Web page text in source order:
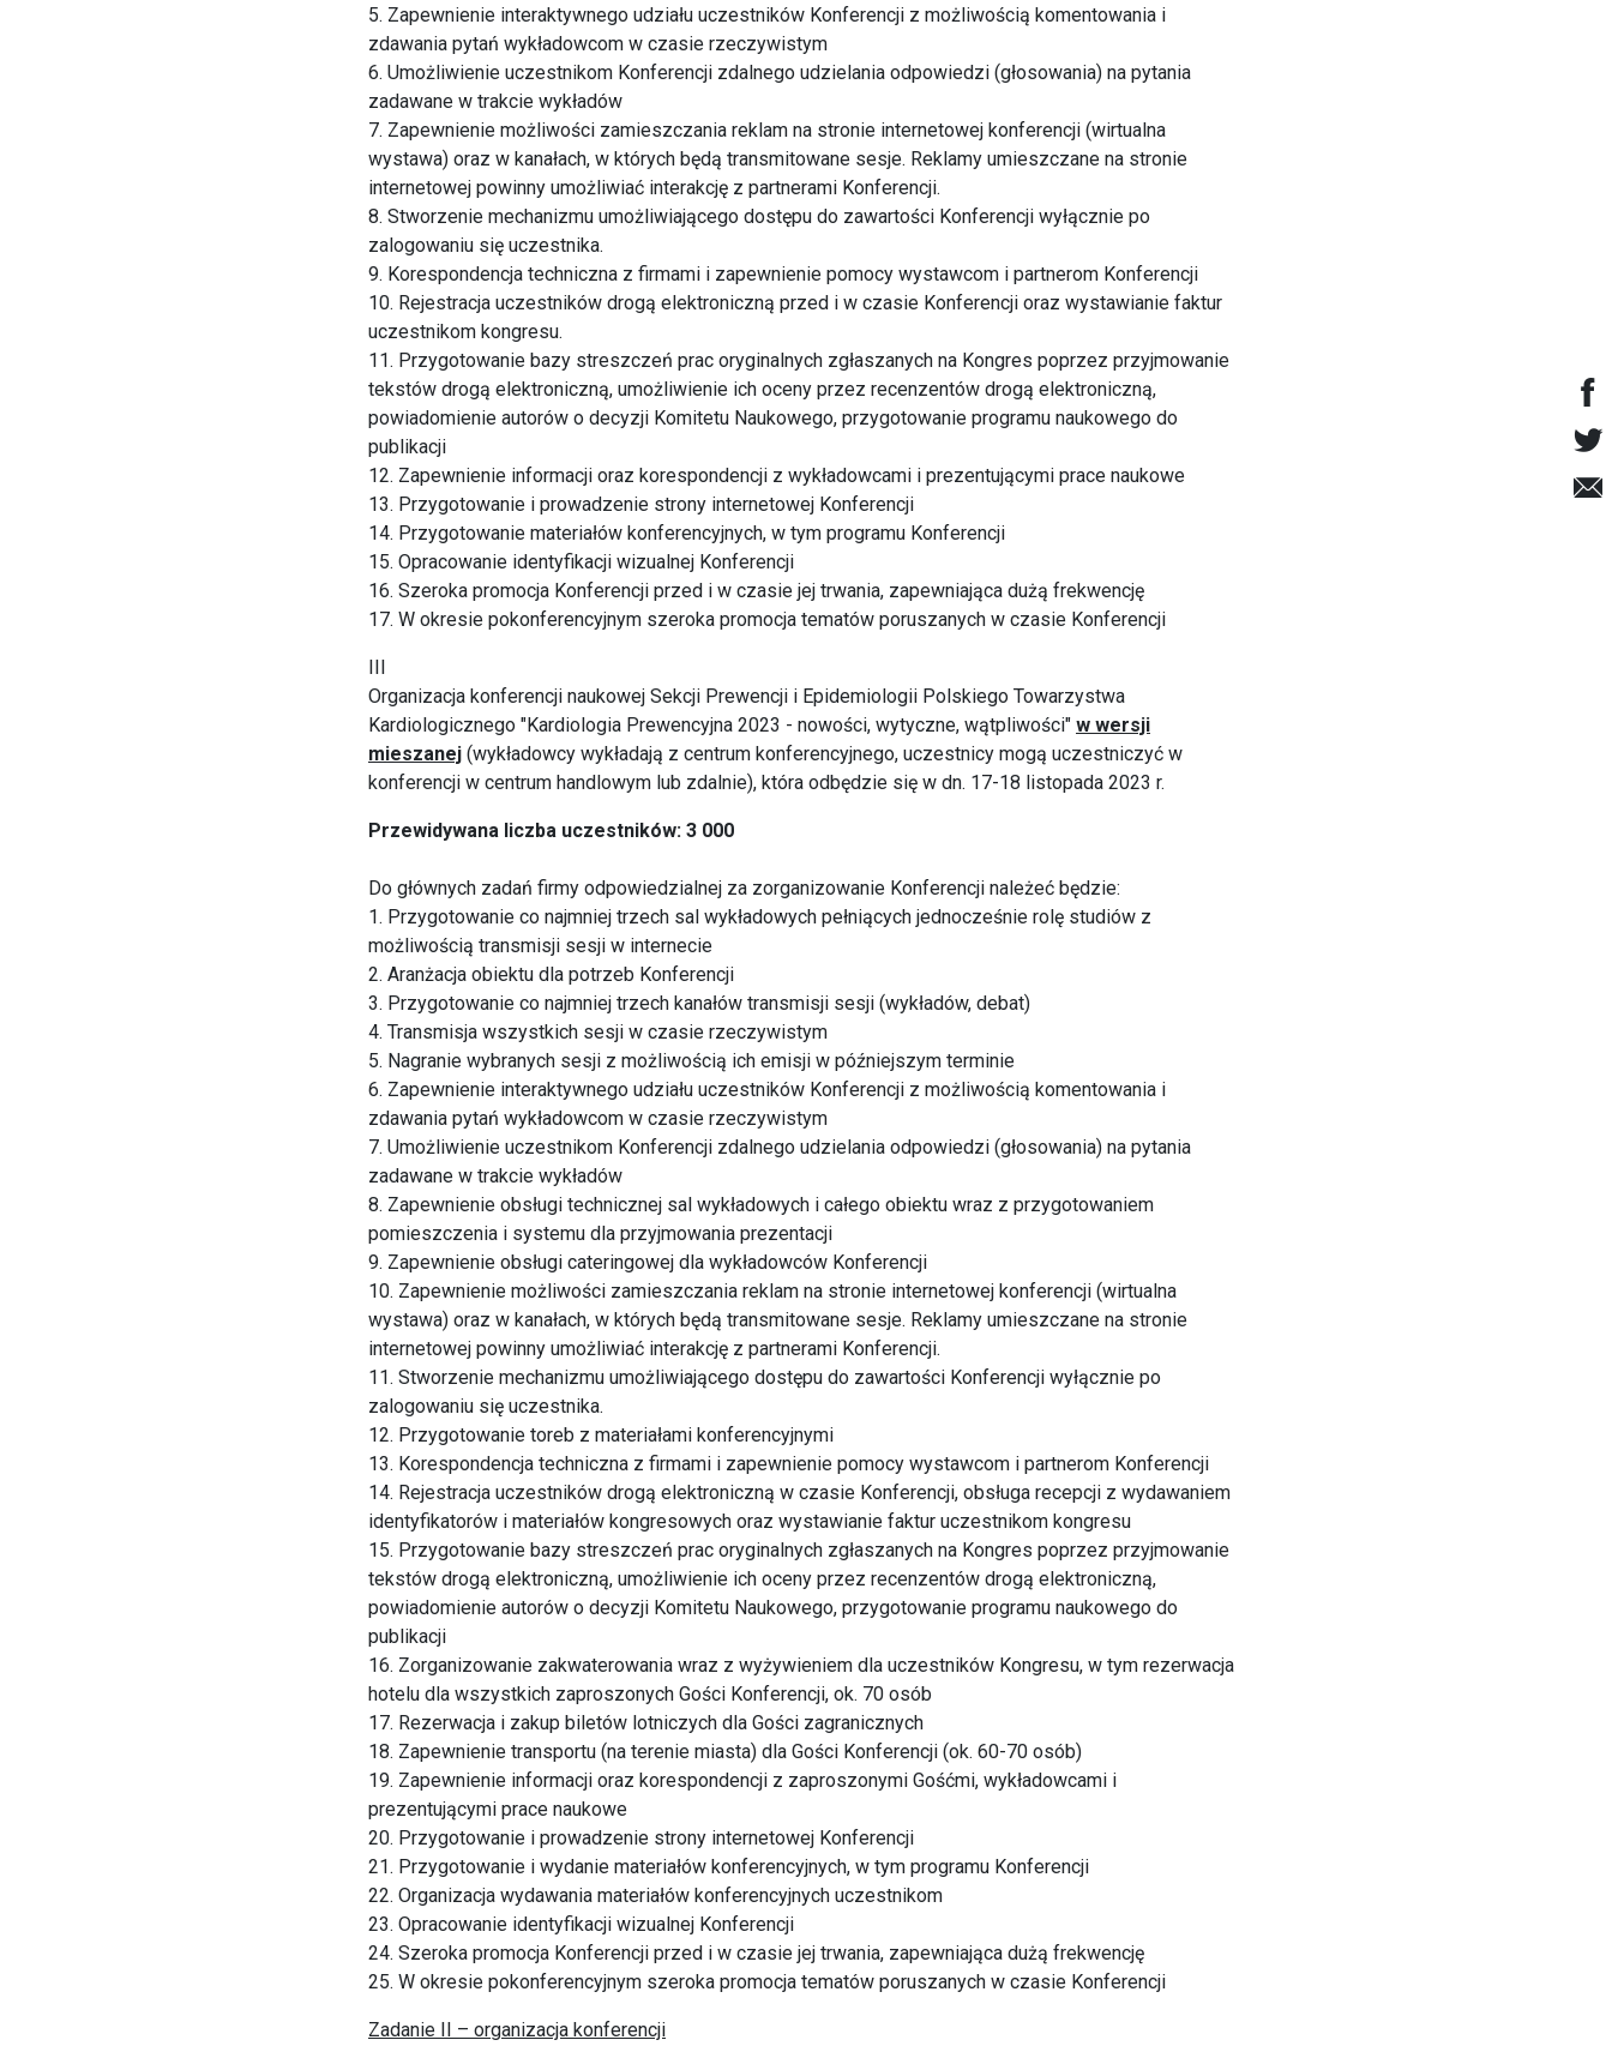
5. Zapewnienie interaktywnego udziału uczestników Konferencji z możliwością komentowania i
zdawania pytań wykładowcom w czasie rzeczywistym
6. Umożliwienie uczestnikom Konferencji zdalnego udzielania odpowiedzi (głosowania) na pytania
zadawane w trakcie wykładów
7. Zapewnienie możliwości zamieszczania reklam na stronie internetowej konferencji (wirtualna
wystawa) oraz w kanałach, w których będą transmitowane sesje. Reklamy umieszczane na stronie
internetowej powinny umożliwiać interakcję z partnerami Konferencji.
8. Stworzenie mechanizmu umożliwiającego dostępu do zawartości Konferencji wyłącznie po
zalogowaniu się uczestnika.
9. Korespondencja techniczna z firmami i zapewnienie pomocy wystawcom i partnerom Konferencji
10. Rejestracja uczestników drogą elektroniczną przed i w czasie Konferencji oraz wystawianie faktur
uczestnikom kongresu.
11. Przygotowanie bazy streszczeń prac oryginalnych zgłaszanych na Kongres poprzez przyjmowanie
tekstów drogą elektroniczną, umożliwienie ich oceny przez recenzentów drogą elektroniczną,
powiadomienie autorów o decyzji Komitetu Naukowego, przygotowanie programu naukowego do
publikacji
12. Zapewnienie informacji oraz korespondencji z wykładowcami i prezentującymi prace naukowe
13. Przygotowanie i prowadzenie strony internetowej Konferencji
14. Przygotowanie materiałów konferencyjnych, w tym programu Konferencji
15. Opracowanie identyfikacji wizualnej Konferencji
16. Szeroka promocja Konferencji przed i w czasie jej trwania, zapewniająca dużą frekwencję
17. W okresie pokonferencyjnym szeroka promocja tematów poruszanych w czasie Konferencji
Organizacja konferencji naukowej Sekcji Prewencji i Epidemiologii Polskiego Towarzystwa
Kardiologicznego "Kardiologia Prewencyjna 2023 - nowości, wytyczne, wątpliwości" w wersji
mieszanej (wykładowcy wykładają z centrum konferencyjnego, uczestnicy mogą uczestniczyć w
konferencji w centrum handlowym lub zdalnie), która odbędzie się w dn. 17-18 listopada 2023 r.
Przewidywana liczba uczestników: 3 000
Do głównych zadań firmy odpowiedzialnej za zorganizowanie Konferencji należeć będzie:
1. Przygotowanie co najmniej trzech sal wykładowych pełniących jednocześnie rolę studiów z
możliwością transmisji sesji w internecie
2. Aranżacja obiektu dla potrzeb Konferencji
3. Przygotowanie co najmniej trzech kanałów transmisji sesji (wykładów, debat)
4. Transmisja wszystkich sesji w czasie rzeczywistym
5. Nagranie wybranych sesji z możliwością ich emisji w późniejszym terminie
6. Zapewnienie interaktywnego udziału uczestników Konferencji z możliwością komentowania i
zdawania pytań wykładowcom w czasie rzeczywistym
7. Umożliwienie uczestnikom Konferencji zdalnego udzielania odpowiedzi (głosowania) na pytania
zadawane w trakcie wykładów
8. Zapewnienie obsługi technicznej sal wykładowych i całego obiektu wraz z przygotowaniem
pomieszczenia i systemu dla przyjmowania prezentacji
9. Zapewnienie obsługi cateringowej dla wykładowców Konferencji
10. Zapewnienie możliwości zamieszczania reklam na stronie internetowej konferencji (wirtualna
wystawa) oraz w kanałach, w których będą transmitowane sesje. Reklamy umieszczane na stronie
internetowej powinny umożliwiać interakcję z partnerami Konferencji.
11. Stworzenie mechanizmu umożliwiającego dostępu do zawartości Konferencji wyłącznie po
zalogowaniu się uczestnika.
12. Przygotowanie toreb z materiałami konferencyjnymi
13. Korespondencja techniczna z firmami i zapewnienie pomocy wystawcom i partnerom Konferencji
14. Rejestracja uczestników drogą elektroniczną w czasie Konferencji, obsługa recepcji z wydawaniem
identyfikatorów i materiałów kongresowych oraz wystawianie faktur uczestnikom kongresu
15. Przygotowanie bazy streszczeń prac oryginalnych zgłaszanych na Kongres poprzez przyjmowanie
tekstów drogą elektroniczną, umożliwienie ich oceny przez recenzentów drogą elektroniczną,
powiadomienie autorów o decyzji Komitetu Naukowego, przygotowanie programu naukowego do
publikacji
16. Zorganizowanie zakwaterowania wraz z wyżywieniem dla uczestników Kongresu, w tym rezerwacja
hotelu dla wszystkich zaproszonych Gości Konferencji, ok. 70 osób
17. Rezerwacja i zakup biletów lotniczych dla Gości zagranicznych
18. Zapewnienie transportu (na terenie miasta) dla Gości Konferencji (ok. 60-70 osób)
19. Zapewnienie informacji oraz korespondencji z zaproszonymi Gośćmi, wykładowcami i
prezentującymi prace naukowe
20. Przygotowanie i prowadzenie strony internetowej Konferencji
21. Przygotowanie i wydanie materiałów konferencyjnych, w tym programu Konferencji
22. Organizacja wydawania materiałów konferencyjnych uczestnikom
23. Opracowanie identyfikacji wizualnej Konferencji
24. Szeroka promocja Konferencji przed i w czasie jej trwania, zapewniająca dużą frekwencję
25. W okresie pokonferencyjnym szeroka promocja tematów poruszanych w czasie Konferencji
Zadanie II – organizacja konferencji